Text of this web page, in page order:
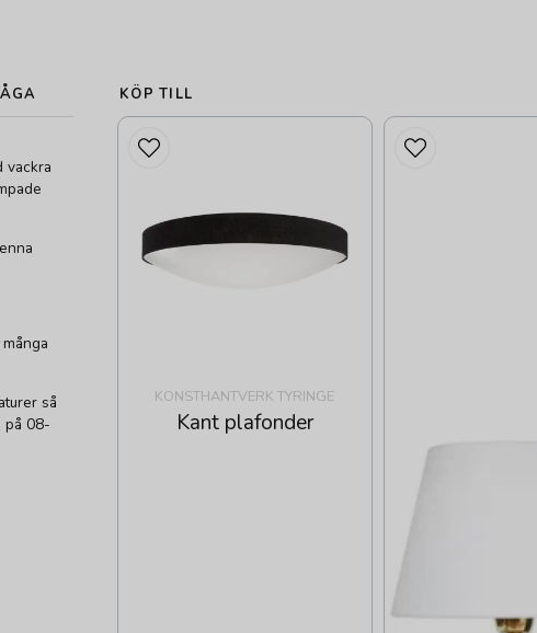
vackra
så
på 08-
KÖP TILL
KONSTHANTVERK TYRINGE
Kant plafonder